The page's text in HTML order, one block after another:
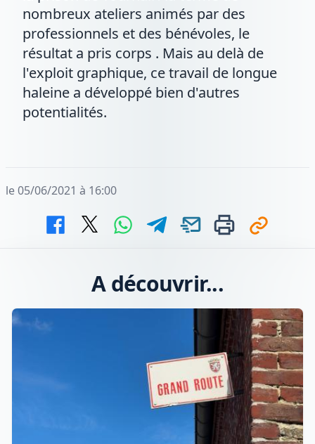
nombreux ateliers animés par des
professionnels et des bénévoles, le
résultat a pris corps . Mais au delà de
l'exploit graphique, ce travail de longue
haleine a développé bien d'autres
potentialités.
le 05/06/2021 à 16:00
A découvrir...